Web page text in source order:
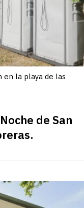
en la playa de las
de San